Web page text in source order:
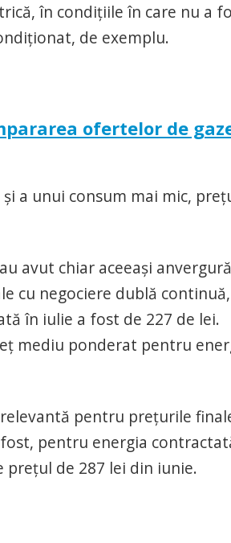
în condiţiile în care nu a
de exemplu.
ofertelor de
a unui consum mai mic,
avut chiar aceeaşi
cu negociere dublă
în iulie a fost de 227 de lei.
mediu ponderat pentru
pentru preţurile
pentru energia
preţul de 287 lei din iunie.